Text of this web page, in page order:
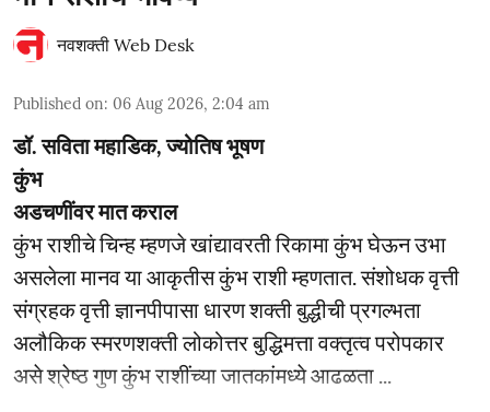
नवशक्ती Web Desk
Published on: 06 Aug 2026, 2:04 am
डॉ. सविता महाडिक, ज्योतिष भूषण
कुंभ
अडचणींवर मात कराल
कुंभ राशीचे चिन्ह म्हणजे खांद्यावरती रिकामा कुंभ घेऊन उभा
असलेला मानव या आकृतीस कुंभ राशी म्हणतात. संशोधक वृत्ती
संग्रहक वृत्ती ज्ञानपीपासा धारण शक्ती बुद्धीची प्रगल्भता
अलौकिक स्मरणशक्ती लोकोत्तर बुद्धिमत्ता वक्तृत्व परोपकार
असे श्रेष्ठ गुण कुंभ राशींच्या जातकांमध्ये आढळता ...